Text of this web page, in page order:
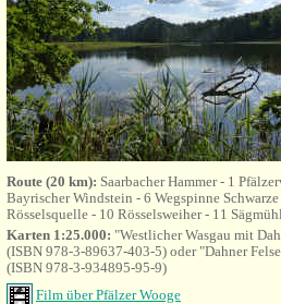
Route (20 km): Saarbacher Hammer - 1
Bayrischer Windstein - 6 Wegspinne
Rösselsquelle - 10 Rösselsweiher - 11
Karten 1:25.000: "Westlicher Wasgau mit
(ISBN 978-3-89637-403-5) oder "Dahner
(ISBN 978-3-934895-95-9)
Film über Pfälzer Wooge